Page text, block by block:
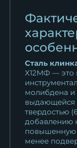
Сталь
Х12МФ — это
молибдена и
выдающейся
твердостью
добавлению
повышенную
менее